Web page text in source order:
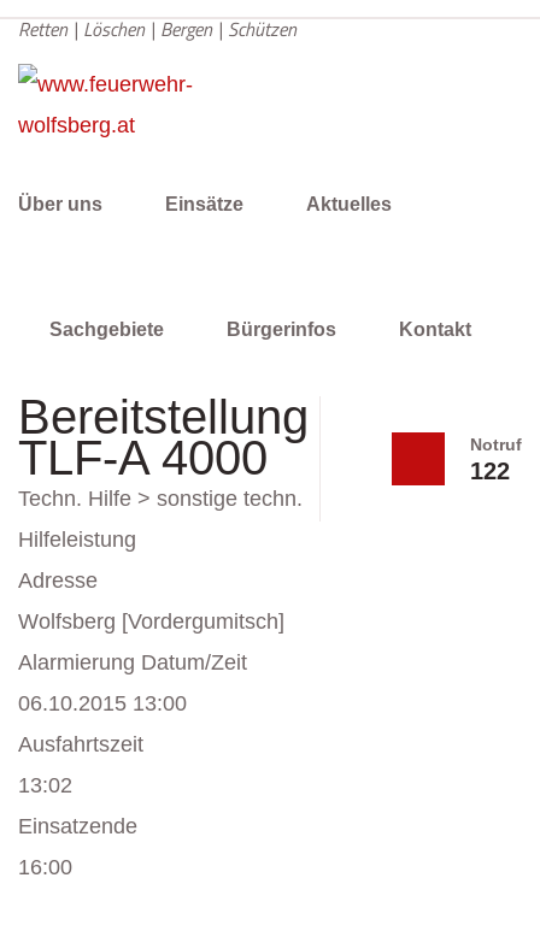
Retten | Löschen | Bergen | Schützen
Über uns Einsätze Aktuelles
Sachgebiete Bürgerinfos Kontakt
Notruf
122
Bereitstellung
TLF-A 4000
Techn. Hilfe > sonstige techn.
Hilfeleistung
Adresse
Wolfsberg [Vordergumitsch]
Alarmierung Datum/Zeit
06.10.2015 13:00
Ausfahrtszeit
13:02
Einsatzende
16:00